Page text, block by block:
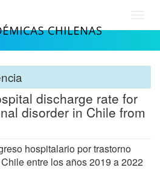
discharge rate for
disorder in Chile from
hospitalario por trastorno
entre los años 2019 a 2022